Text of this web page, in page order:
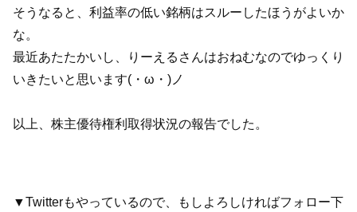
そうなると、利益率の低い銘柄はスルーしたほうがよいか
な。
最近あたたかいし、りーえるさんはおねむなのでゆっくり
いきたいと思います(・ω・)ノ
以上、株主優待権利取得状況の報告でした。
▼Twitterもやっているので、もしよろしければフォロー下